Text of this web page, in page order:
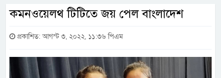
কমনওয়েলথ টিটিতে জয় পেল বাংলাদেশ
প্রকাশিত: আগস্ট ৩, ২০২২, ১১:৩৬ পিএম